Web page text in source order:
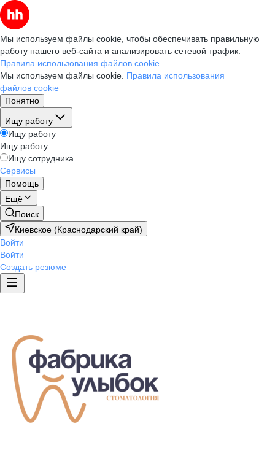
Мы используем файлы cookie, чтобы обеспечивать правильную
работу нашего веб-сайта и анализировать сетевой трафик.
Правила использования файлов cookie
Мы используем файлы cookie. Правила использования
файлов cookie
Понятно
Ищу работу
Ищу работу
Ищу работу
Ищу сотрудника
Сервисы
Помощь
Ещё
Поиск
Киевское (Краснодарский край)
Войти
Войти
Создать резюме